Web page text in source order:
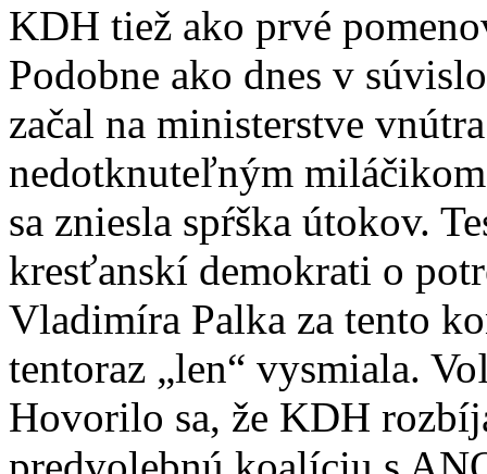
KDH tiež ako prvé
Podobne ako dnes v
začal na ministerstve
nedotknuteľným
sa zniesla spŕška útokov.
kresťanskí demokrati o
Vladimíra Palka za tento
tentoraz „len“ vysmiala.
Hovorilo sa, že KDH